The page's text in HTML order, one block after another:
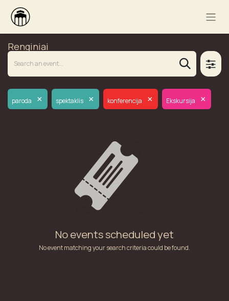
Renginiai
paroda × spektaklis × konferencija × Ekskursija ×
No events scheduled yet
No event matching your search criteria could be found.